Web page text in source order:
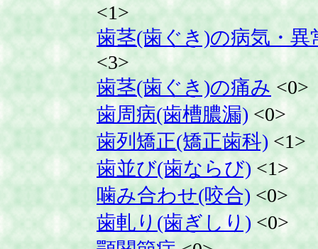
<1>
歯茎(歯ぐき)の病気・異
<3>
歯茎(歯ぐき)の痛み <0>
歯周病(歯槽膿漏) <0>
歯列矯正(矯正歯科) <1>
歯並び(歯ならび) <1>
噛み合わせ(咬合) <0>
歯軋り(歯ぎしり) <0>